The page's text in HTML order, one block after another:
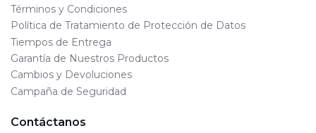
Términos y Condiciones
Política de Tratamiento de Protección de Datos
Tiempos de Entrega
Garantía de Nuestros Productos
Cambios y Devoluciones
Campaña de Seguridad
Contáctanos